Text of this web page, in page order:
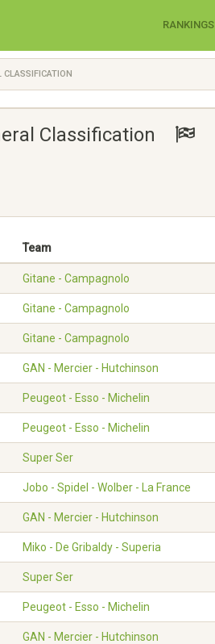
RANKINGS
CLASSIFICATION
Classification
Team
Gitane - Campagnolo
Gitane - Campagnolo
Gitane - Campagnolo
GAN - Mercier - Hutchinson
Peugeot - Esso - Michelin
Peugeot - Esso - Michelin
Super Ser
Jobo - Spidel - Wolber - La France
GAN - Mercier - Hutchinson
Miko - De Gribaldy - Superia
Super Ser
Peugeot - Esso - Michelin
GAN - Mercier - Hutchinson